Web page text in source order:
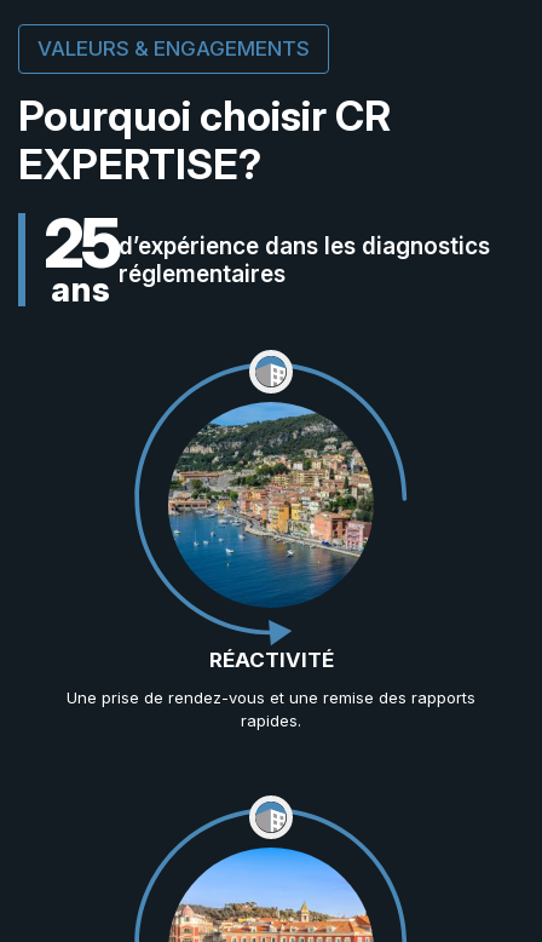
VALEURS & ENGAGEMENTS
Pourquoi choisirCR
EXPERTISE?
25
ans
d’expérience dans les diagnostics
réglementaires
RÉACTIVITÉ
Une prise de rendez-vous et une remise des rapports
rapides.